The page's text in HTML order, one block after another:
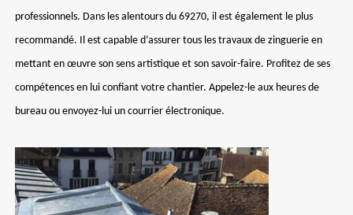
professionnels. Dans les alentours du 69270, il est également le plus
recommandé. Il est capable d’assurer tous les travaux de zinguerie en
mettant en œuvre son sens artistique et son savoir-faire. Profitez de ses
compétences en lui confiant votre chantier. Appelez-le aux heures de
bureau ou envoyez-lui un courrier électronique.